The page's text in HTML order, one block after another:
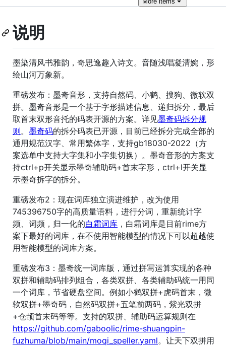
说明
墨染清风书雅韵，奇思逸趣入诗文。音随浅唱凝清婉，形
绘山河万象新。
重磅发布：墨奇音形，支持自然码、小鹤、搜狗、微软双
拼。墨奇音形是一个基于字形描述信息、递归拆分，最后
取首末双形音托的码表开源的方案。详见墨奇码拆分规
则。 墨奇码的拆分码表已开源，目前已经拆分完成全部的
通用规范汉字、常用繁体字，支持gb18030-2022（方
案选单中支持大字集和小字集切换）。墨奇音形的方案支
持ctrl+p开关显示墨奇辅助码+首末字形，ctrl+l开关显
示墨奇拆字的拆分。
重磅发布2：现在词库独立演进维护，改为使用
745396750字的高质量语料，进行分词，重新统计字
频、词频，归一化的白霜词库 ，白霜词库是目前rime方
案下最好的词库，在不使用智能模型的情况下可以超越使
用智能模型的词库方案。
重磅发布3：墨奇统一词库版，通过拼写运算实现的各种
双拼和辅助码排列组合，各类双拼、各类辅助码统一用同
一个词库，节省硬盘空间。例如小鹤双拼+虎码首末，微
软双拼+墨奇码，自然码双拼+五笔前两码，紫光双拼
+仓颉首末码等等。支持的双拼、辅助码运算规则在
https://github.com/gaboolic/rime-shuangpin-
fuzhuma/blob/main/moqi_speller.yaml。让天下双拼用